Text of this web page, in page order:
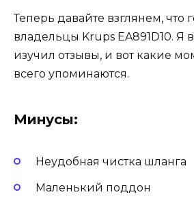
Теперь давайте взглянем, что
владельцы Krups EA891D10. Я
изучил отзывы, и вот какие
всего упоминаются.
Минусы:
Неудобная чистка шланга
Маленький поддон